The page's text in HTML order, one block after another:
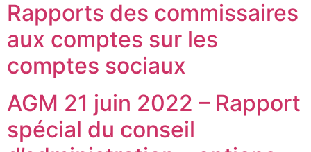
Rapports des commissaires
aux comptes sur les
comptes sociaux
AGM 21 juin 2022 – Rapport
spécial du conseil